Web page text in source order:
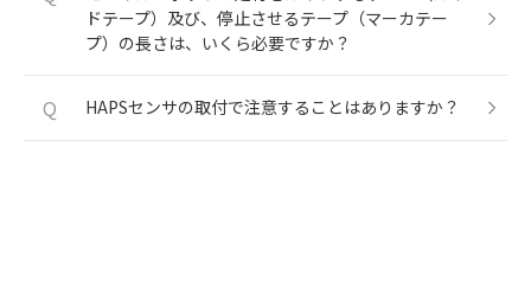
ドテープ）及び、停止させるテープ（マーカテー
プ）の長さは、いくら必要ですか？
Q HAPSセンサの取付で注意することはありますか？